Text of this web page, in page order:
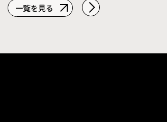
一覧を見る